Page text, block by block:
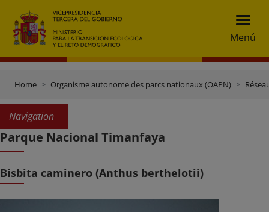
Menú
Home Organisme autonome des parcs nationaux (OAPN)
Navigation
Parque Nacional Timanfaya
Bisbita caminero (Anthus berthelotii)